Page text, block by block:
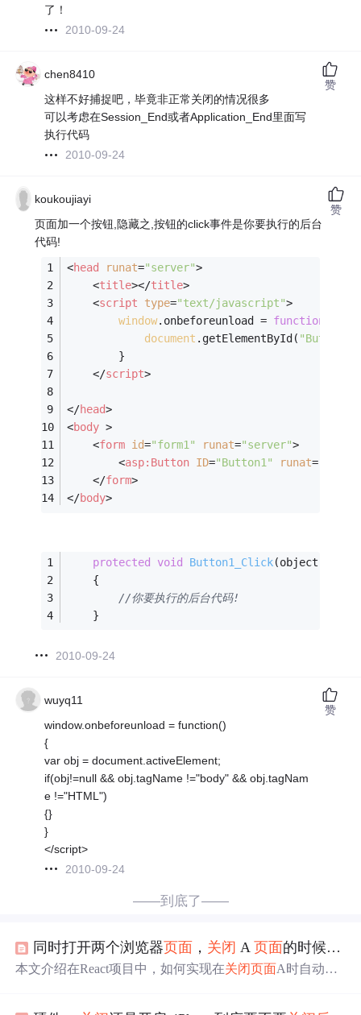
了！
2010-09-24
chen8410
这样不好捕捉吧，毕竟非正常关闭的情况很多
可以考虑在Session_End或者Application_End里面写
执行代码
2010-09-24
赞
koukoujiayi
页面加一个按钮,隐藏之,按钮的click事件是你要执行的后台
代码!
<head runat="server">
<title></title>
<script type="text/javascript">
window.onbeforeunload = function
document .getElementById( "Button1"
        }
</script>
</head>
<body >
<form id="form1" runat="server">
<asp:Button ID="Button1" runat=
</form>
</body>
protected void Button1_Click(object
    {
//你要执行的后台代码!
    }
2010-09-24
赞
wuyq11
window.onbeforeunload = function()
{
var obj = document.activeElement;
if(obj!=null && obj.tagName !="body" && obj.tagNam
e !="HTML")
{}
}
</script>
2010-09-24
赞
——到底了——
同时打开两个浏览器页面 ， 关闭 A页面的时候，要求 B
本文介绍在React项目中，如何实现在关闭 页面A时自动关